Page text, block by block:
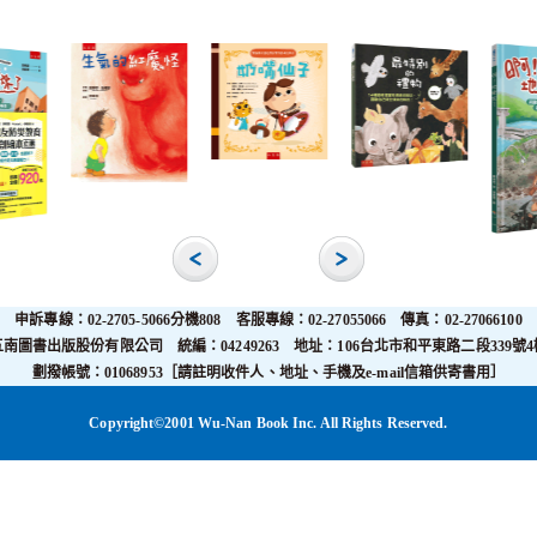
申訴專線：02-2705-5066分機808 客服專線：02-27055066 傳真：02-27066100
南圖書出版股份有限公司 統編：04249263 地址：106台北市和平東路二段339號4
劃撥帳號：01068953［請註明收件人、地址、手機及e-mail信箱供寄書用］
Copyright©2001 Wu-Nan Book Inc. All Rights Reserved.